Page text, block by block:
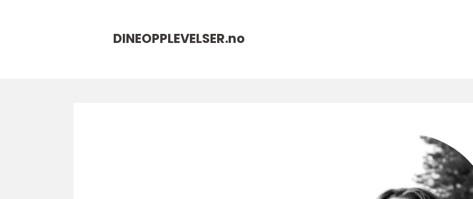
DINEOPPLEVELSER.no